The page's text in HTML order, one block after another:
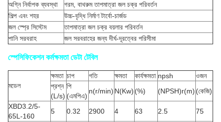
অগ্নি নির্বাপক ব্যবস্থা
গরম, বাথরুম তাপমাত্রা জল চক্র পরিবর্তন
শিল্প এবং শহর
উচ্চ-বৃদ্ধি নির্মাণ টার্বো-চার্জড
জল স্প্রে সিস্টেম
তাপমাত্রা জল চক্র বয়লার পরিবর্তন
পানি সরবরাহ
জল সরবরাহের জন্য দীর্ঘ-দূরত্বের পরিসীমা
স্পেসিফিকেশন কর্মক্ষমতা ডেটা টেবিল
মডেল
ক্ষমতা চাপ গতি ক্ষমতা কার্যক্ষমতা npsh
ওজন
প্রশ্ন
(L/s)
পি
(এমপিএ)
n(r/min) N(Kw) (%) (NPSH)r(m) (কেজি)
XBD3.2/5-
65L-160
5 0.32 2900 4 63 2.5
75